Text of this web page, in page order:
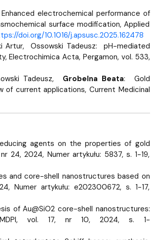
electrochemical performance of
surface modification, Applied
doi.org/10.1016/j.apsusc.2025.162478
Artur, Ossowski Tadeusz: pH-mediated
Electrochimica Acta, Pergamon, vol. 533,
Tadeusz, Grobelna Beata: Gold
of current applications, Current Medicinal
agents on the properties of gold
24, 2024, Numer artykułu: 5837, s. 1-19,
and core-shell nanostructures based on
Numer artykułu: e202300672, s. 1-17,
of Au@SiO2 core-shell nanostructures:
MDPI, vol. 17, nr 10, 2024, s. 1-